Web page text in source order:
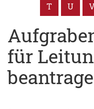
T
U
für